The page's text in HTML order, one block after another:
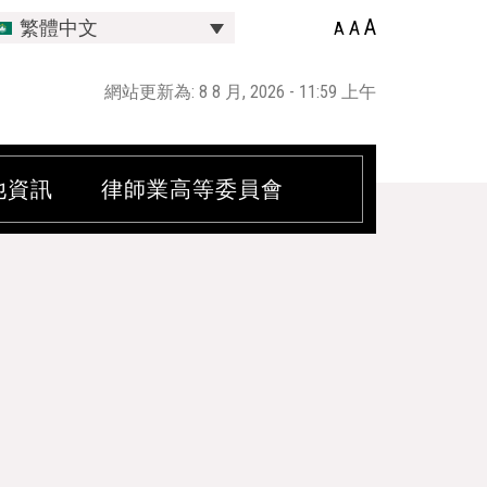
繁體中文 A AA
網站更新為: 8 8 月, 2026 - 11:59 上午
資訊 律師業高等委員會